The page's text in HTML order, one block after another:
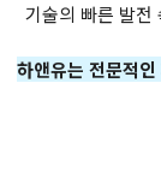
기술의 빠른 발전
하앤유는 전문적